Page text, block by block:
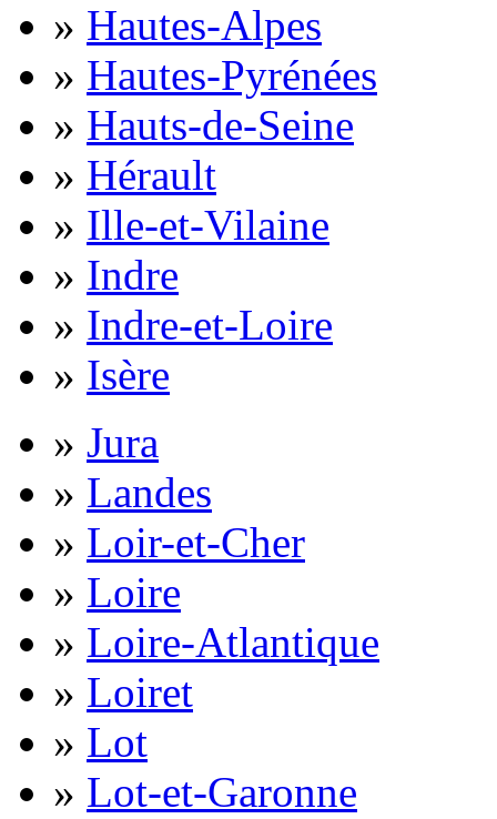
» Hautes-Alpes
» Hautes-Pyrénées
» Hauts-de-Seine
» Hérault
» Ille-et-Vilaine
» Indre
» Indre-et-Loire
» Isère
» Jura
» Landes
» Loir-et-Cher
» Loire
» Loire-Atlantique
» Loiret
» Lot
» Lot-et-Garonne